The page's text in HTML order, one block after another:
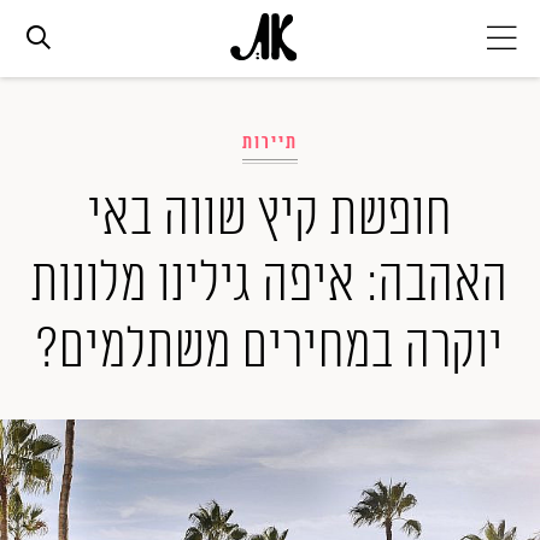
אופנה
ביוטי
סלבס
ערוצים נוספים
המגזין
תיירות
חופשת קיץ שווה באי
האהבה: איפה גילינו מלונות
יוקרה במחירים משתלמים?